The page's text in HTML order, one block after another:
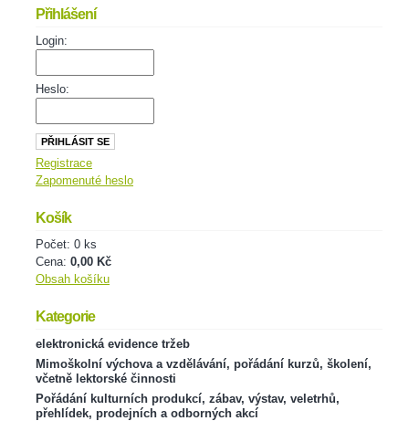
Přihlášení
Login:
Heslo:
Registrace
Zapomenuté heslo
Košík
Počet: 0 ks
Cena: 0,00 Kč
Obsah košíku
Kategorie
elektronická evidence tržeb
Mimoškolní výchova a vzdělávání, pořádání kurzů, školení,
včetně lektorské činnosti
Pořádání kulturních produkcí, zábav, výstav, veletrhů,
přehlídek, prodejních a odborných akcí